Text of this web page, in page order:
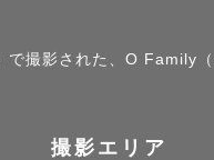
撮影された、O Family
撮影エリア